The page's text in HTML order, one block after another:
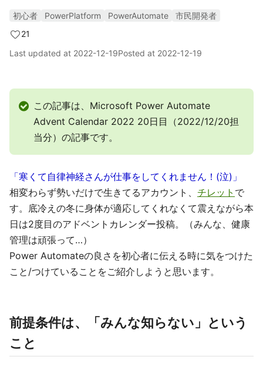
初心者 PowerPlatform PowerAutomate
市民開発者
21
Last updated at 2022-12-19Posted at 2022-12-19
この記事は、Microsoft Power Automate
Advent Calendar 2022 20日目（2022/12/20担
当分）の記事です。
「寒くて自律神経さんが仕事をしてくれません！(泣)」
相変わらず勢いだけで生きてるアカウント、 チレット で
す。底冷えの冬に身体が適応してくれなくて震えながら本
日は2度目のアドベントカレンダー投稿。（みんな、健康
管理は頑張って…）
Power Automateの良さを初心者に伝える時に気をつけた
こと/つけていることをご紹介しようと思います。
前提条件は、「みんな知らない」という
こと